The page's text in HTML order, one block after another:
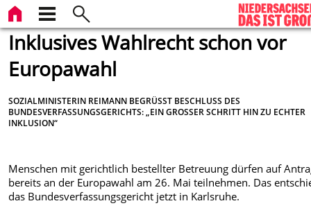
Inklusives Wahlrecht schon vor
Europawahl
SOZIALMINISTERIN REIMANN BEGRÜSST BESCHLUSS DES B
UNDESVERFASSUNGSGERICHTS: „EIN GROSSER SCHRITT HIN ZU ECHTER IN
KLUSION“
Menschen mit gerichtlich bestellter Betreuung dürfen auf
bereits an der Europawahl am 26. Mai teilnehmen. Das
das Bundesverfassungsgericht jetzt in Karlsruhe.